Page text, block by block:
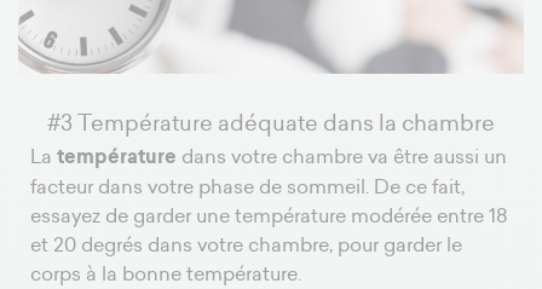
#3 Température adéquate dans la chambre
La température dans votre chambre va être aussi un
facteur dans votre phase de sommeil. De ce fait,
essayez de garder une température modérée entre 18
et 20 degrés dans votre chambre, pour garder le
corps à la bonne température.